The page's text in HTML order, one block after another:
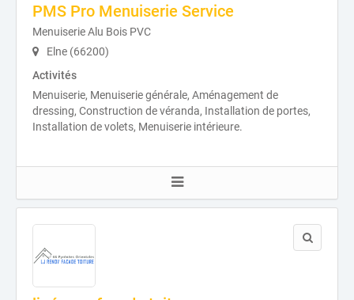
PMS Pro Menuiserie Service
Menuiserie Alu Bois PVC
Elne (66200)
Activités
Menuiserie, Menuiserie générale, Aménagement de
dressing, Construction de véranda, Installation de portes,
Installation de volets, Menuiserie intérieure.